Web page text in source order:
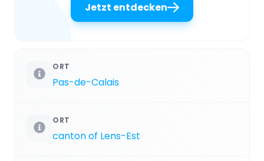
Jetzt entdecken
ORT
Pas-de-Calais
ORT
canton of Lens-Est